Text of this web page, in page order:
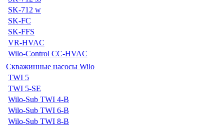
SK-712 w
SK-FC
SK-FFS
VR-HVAC
Wilo-Control CC-HVAC
Скважинные насосы Wilo
TWI 5
TWI 5-SE
Wilo-Sub TWI 4-B
Wilo-Sub TWI 6-B
Wilo-Sub TWI 8-B